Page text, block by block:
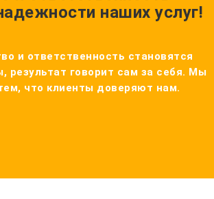
наших услуг!
и ответственность становятся
результат говорит сам за себя. Мы
что клиенты доверяют нам.